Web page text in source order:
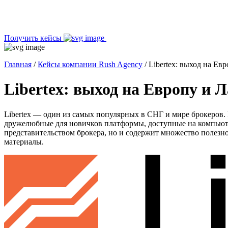
Получить кейсы
Главная /Кейсы компании Rush Agency /Libertex: выход на
Libertex: выход на Европу и
Libertex — один из самых популярных в СНГ и мире брокеров.
дружелюбные для новичков платформы, доступные на
представительством брокера, но и содержит множество
материалы.